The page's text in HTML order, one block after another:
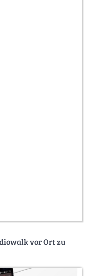
vor Ort zu